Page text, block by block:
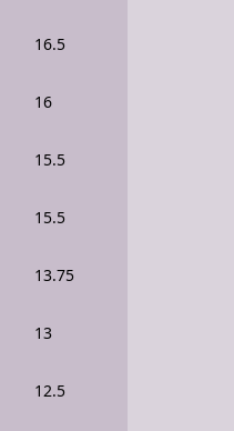
16.5
16
15.5
15.5
13.75
13
12.5